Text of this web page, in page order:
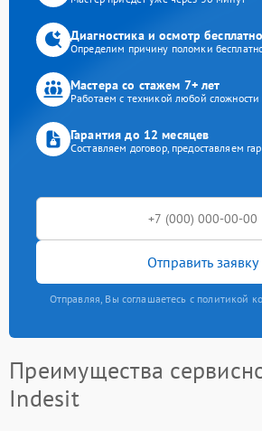
Диагностика и осмотр бесплатно
Определим причину поломки
Мастера со стажем 7+ лет
Работаем с техникой любой сложности
Гарантия до 12 месяцев
Составляем договор, предоставляем
Отправить заявку
Отправляя, Вы соглашаетесь с политикой
Преимущества
Indesit